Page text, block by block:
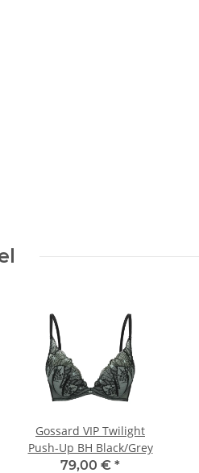
Gossard VIP Twilight
Push-Up BH Black/Grey
79,00 € *